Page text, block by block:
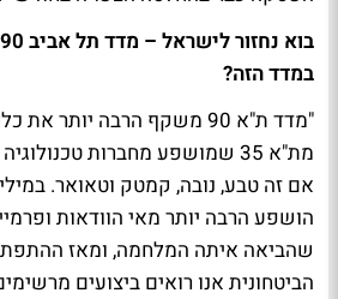
במדד הזה?
"מדד ת"א 90 משקף הרבה
מת"א 35 שמושפע מחברות
הושפע הרבה יותר מאי הוודאות
שהביאה איתה המלחמה, ומאז
הביטחונית אנו רואים ביצועים